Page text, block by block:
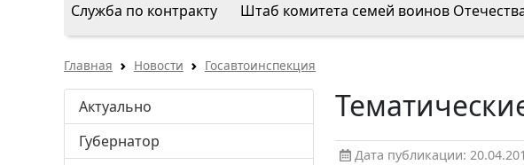
Служба по контракту
Штаб комитета семей воинов
Главная Новости Госавтоинспекция
Актуально
Губернатор
Дата публикации: